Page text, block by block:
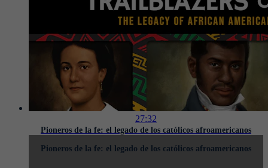
27:32
Pioneros de la fe: el legado de los católicos afroamericanos
Pioneros de la fe: el legado de los católicos afroamericanos